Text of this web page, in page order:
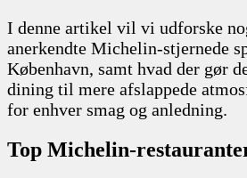
I denne artikel vil vi udforske
anerkendte Michelin-stjernede
København, samt hvad der gør
dining til mere afslappede
for enhver smag og anledning.
Top Michelin-